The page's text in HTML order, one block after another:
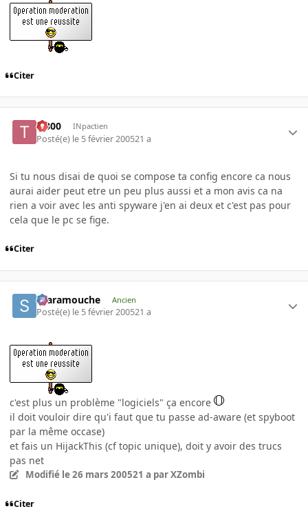
Citer
T-800 INpactien
Posté(e) le 5 février 200521 a
Si tu nous disai de quoi se compose ta config encore ca nous
aurai aider peut etre un peu plus aussi et a mon avis ca na
rien a voir avec les anti spyware j'en ai deux et c'est pas pour
cela que le pc se fige.
Citer
Scaramouche Ancien
Posté(e) le 5 février 200521 a
c'est plus un problème "logiciels" ça encore
il doit vouloir dire qu'i faut que tu passe ad-aware (et spyboot
par la même occase)
et fais un HijackThis (cf topic unique), doit y avoir des trucs
pas net
Modifié le 26 mars 200521 a par XZombi
Citer